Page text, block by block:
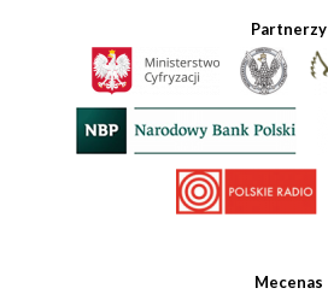
Partnerzy
Mecenas